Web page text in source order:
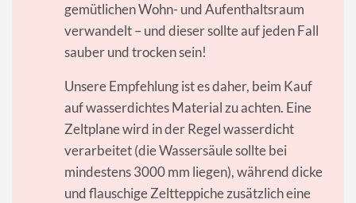
gemütlichen Wohn- und Aufenthaltsraum
verwandelt – und dieser sollte auf jeden Fall
sauber und trocken sein!
Unsere Empfehlung ist es daher, beim Kauf
auf wasserdichtes Material zu achten. Eine
Zeltplane wird in der Regel wasserdicht
verarbeitet (die Wassersäule sollte bei
mindestens 3000 mm liegen), während dicke
und flauschige Zeltteppiche zusätzlich eine